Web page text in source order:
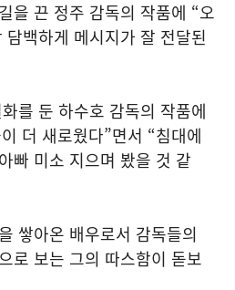
을 끈 정주 감독의 작품에 “오
백하게 메시지가 잘 전달된
를 둔 하수호 감독의 작품에
더 새로웠다”면서 “침대에
빠 미소 지으며 봤을 것 같
쌓아온 배우로서 감독들의
로 보는 그의 따스함이 돋보